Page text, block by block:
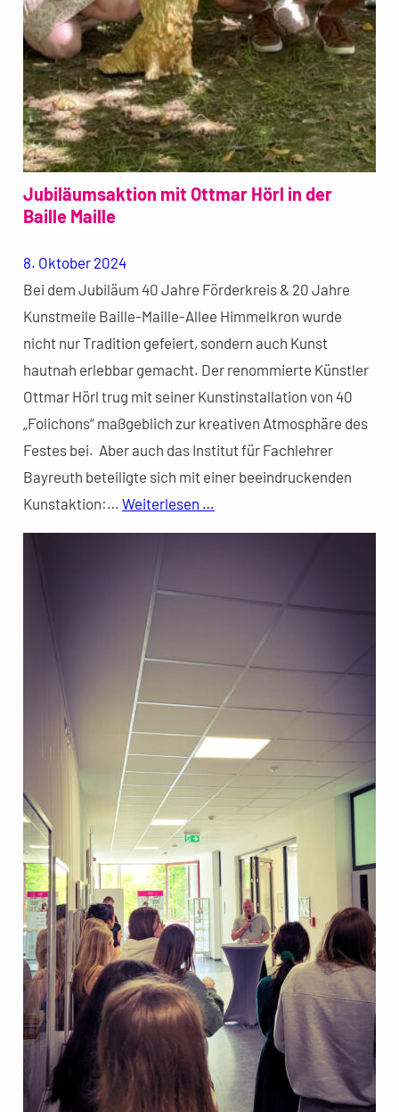
Jubiläumsaktion mit Ottmar Hörl in der
Baille Maille
8. Oktober 2024
Bei dem Jubiläum 40 Jahre Förderkreis & 20 Jahre
Kunstmeile Baille-Maille-Allee Himmelkron wurde
nicht nur Tradition gefeiert, sondern auch Kunst
hautnah erlebbar gemacht. Der renommierte Künstler
Ottmar Hörl trug mit seiner Kunstinstallation von 40
„Folichons“ maßgeblich zur kreativen Atmosphäre des
Festes bei. Aber auch das Institut für Fachlehrer
Bayreuth beteiligte sich mit einer beeindruckenden
Kunstaktion:… Weiterlesen …